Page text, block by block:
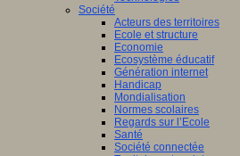
Société
Acteurs des territoires
Ecole et structure
Economie
Ecosystème éducatif
Génération internet
Handicap
Mondialisation
Normes scolaires
Regards sur l’Ecole
Santé
Société connectée